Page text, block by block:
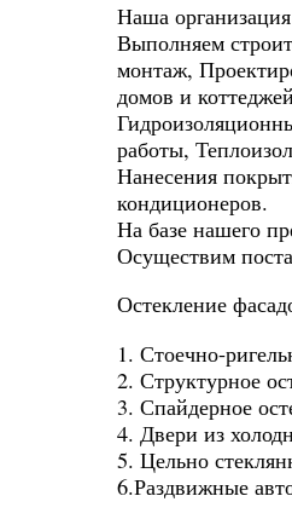
Наша
Выполняем
монтаж,
домов и
работы,
Нанесения
кондиционеров.
На базе нашего
Осуществим
Остекление
1. Стоечно-
2. Структурное
3. Спайдерное
4. Двери из
5. Цельно
6.Раздвижные